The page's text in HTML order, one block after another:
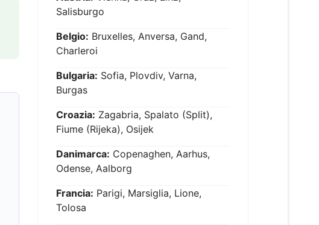
Salisburgo
Belgio: Bruxelles, Anversa, Gand,
Charleroi
Bulgaria: Sofia, Plovdiv, Varna,
Burgas
Croazia: Zagabria, Spalato (Split),
Fiume (Rijeka), Osijek
Danimarca: Copenaghen, Aarhus,
Odense, Aalborg
Francia: Parigi, Marsiglia, Lione,
Tolosa